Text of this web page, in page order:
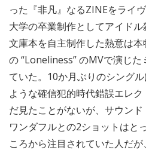
った『非凡』なるZINEをライ
大学の卒業制作としてアイド
文庫本を自主制作した熱意は
の “Loneliness” のMVで演じ
ていた。10か月ぶりのシング
ような確信犯的時代錯誤エレ
だ見たことがないが、サウン
ワンダフルとの2ショットはと
ころから注目されていた人だ